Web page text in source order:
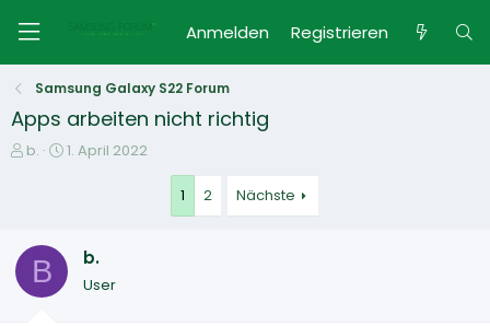
Anmelden Registrieren
Samsung Galaxy S22 Forum
Apps arbeiten nicht richtig
E
e
b.
E
l
l
1. April 2022
1 2 Nächste
B b.
User